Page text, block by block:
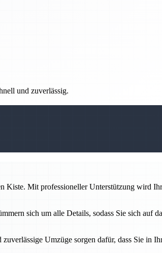
und zuverlässig.
Kiste. Mit professioneller Unterstützung wird
sich um alle Details, sodass Sie sich auf
Umzüge sorgen dafür, dass Sie in